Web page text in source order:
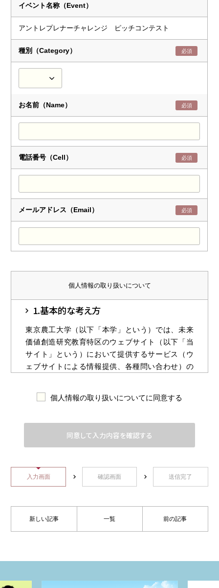
イベント名称（Event）
アントレプレナーチャレンジ ピッチコンテスト
必須
種別（Category）
必須
お名前（Name）
必須
電話番号（Cell）
必須
メールアドレス（Email）
個人情報の取り扱いについて
1.基本的な考え方
東京農工大学（以下「本学」という）では、未来
価値創造研究教育特区のウェブサイト（以下「当
サイト」という）において提供するサービス（ウ
ェブサイトによる情報提供、各種問い合わせ）の
る皆様の情報を収集しています。収集した情報は
利用目的の範囲内で適切に取り扱います。
2.個人情報の収集について
収集します。
2-2で収集した情報は、お問い合わせ内容に応じ
個人情報の取り扱いについてに同意する
入力画面 確認画面 送信完了
新しい記事 一覧 前の記事